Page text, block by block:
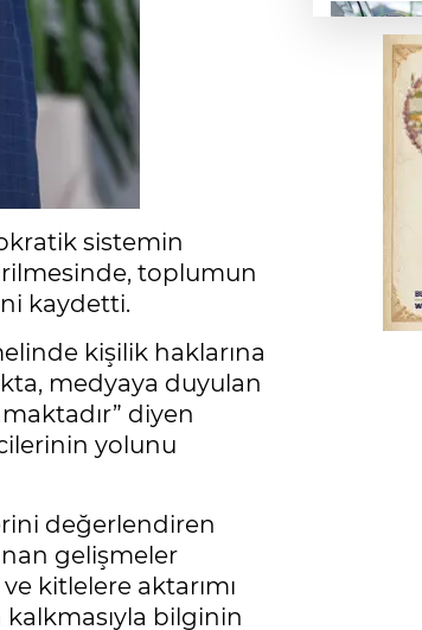
sistemin
toplumun
kaydetti.
kişilik haklarına
medyaya duyulan
diyen
yolunu
değerlendiren
gelişmeler
kitlelere aktarımı
kalkmasıyla bilginin